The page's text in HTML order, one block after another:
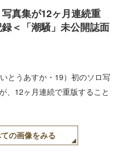
真集が12ヶ月連続重
＜「潮騒」未公開誌面
いとうあすか・19）初のソロ写
、12ヶ月連続で重版すること
の画像をみる